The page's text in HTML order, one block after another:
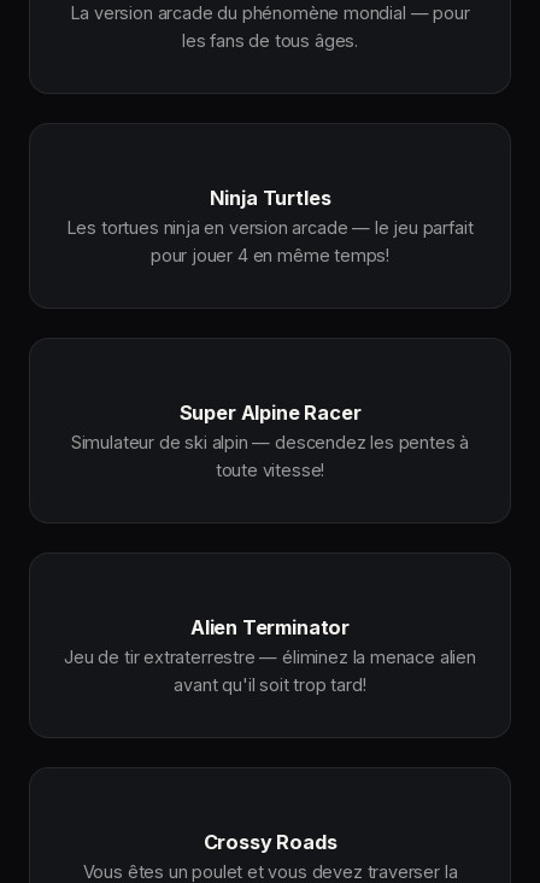
La version arcade du phénomène mondial — pour
les fans de tous âges.
Ninja Turtles
Les tortues ninja en version arcade — le jeu parfait
pour jouer 4 en même temps!
Super Alpine Racer
Simulateur de ski alpin — descendez les pentes à
toute vitesse!
Alien Terminator
Jeu de tir extraterrestre — éliminez la menace alien
avant qu'il soit trop tard!
Crossy Roads
Vous êtes un poulet et vous devez traverser la